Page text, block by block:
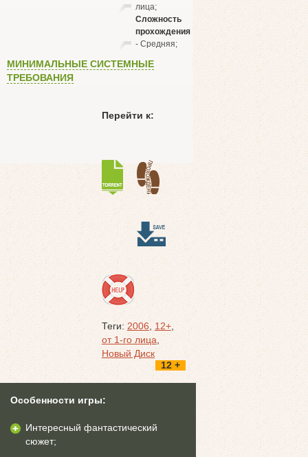
лица;
Сложность
прохождения
- Средняя;
МИНИМАЛЬНЫЕ СИСТЕМНЫЕ
ТРЕБОВАНИЯ
Перейти к:
Теги: 2006 12+,
от 1-го лица
Новый Диск
12 +
Особенности игры:
Интересный фантастический
сюжет;